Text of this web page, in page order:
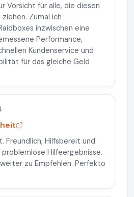
Vorsicht für alle, die diesen
Zumal ich
inzwischen eine
Performance,
Kundenservice und
für das gleiche Geld
Freundlich, Hilfsbereit und
Hilfeergebnisse.
zu Empfehlen. Perfekto